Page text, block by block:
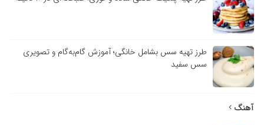
طرز تهیه سس بشامل خانگی؛ آموزش گام‌به‌گام و تصویری
سس سفید
آهنگ